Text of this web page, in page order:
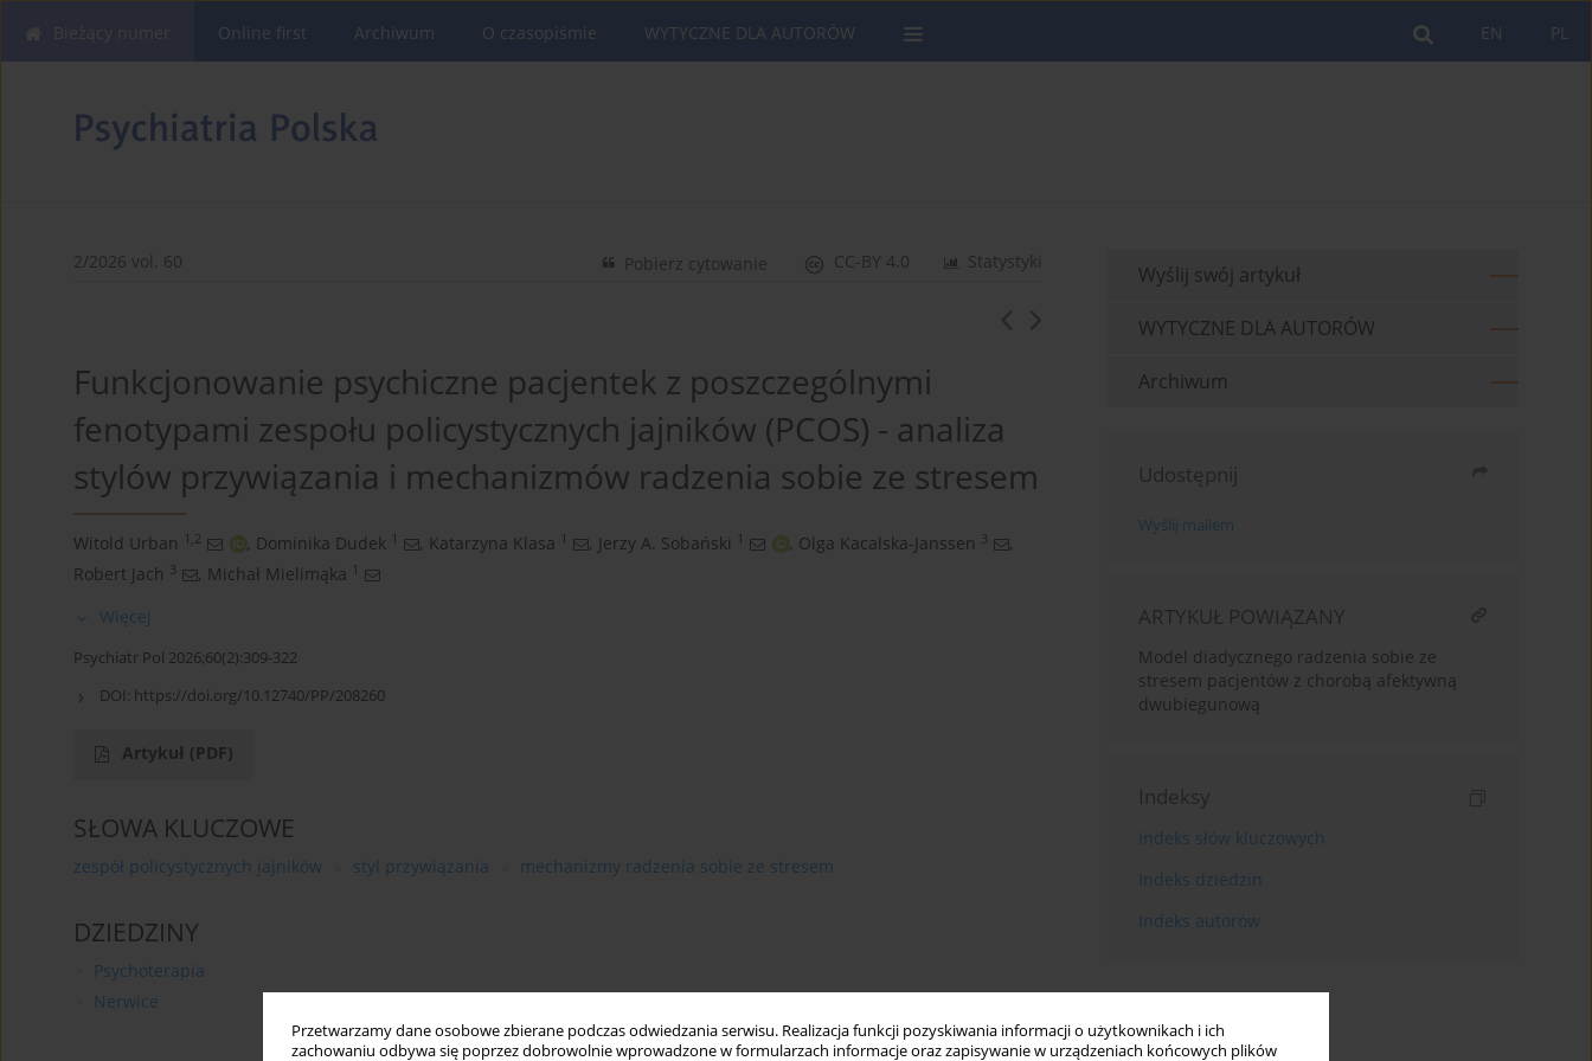
Przetwarzamy dane osobowe zbierane podczas odwiedzania serwisu. Realizacja funkcji pozyskiwania informacji o użytkownikach i ich
zachowaniu odbywa się poprzez dobrowolnie wprowadzone w formularzach informacje oraz zapisywanie w urządzeniach końcowych plików
PL
EN
Online first Archiwum O czasopiśmie WYTYCZNE DLA AUTORÓW
2/2026 vol. 60 Statystyki
CC-BY 4.0
Pobierz cytowanie
Funkcjonowanie psychiczne pacjentek z poszczególnymi
fenotypami zespołu policystycznych jajników (PCOS) - analiza
stylów przywiązania i mechanizmów radzenia sobie ze stresem
Witold Urban 1,2 , Dominika Dudek 1 , Katarzyna Klasa 1 , Jerzy A. Sobański 1 , Olga Kacalska-Janssen 3
,
Robert Jach 3 , Michał Mielimąka 1
Więcej
Psychiatr Pol 2026;60(2):309-322
DOI: https://doi.org/10.12740/PP/208260
Artykuł (PDF)
SŁOWA KLUCZOWE
zespół policystycznych jajników styl przywiązania mechanizmy radzenia sobie ze stresem
DZIEDZINY
Psychoterapia
Nerwice
Wyślij swój artykuł
WYTYCZNE DLA AUTORÓW
Archiwum
Udostępnij
Wyślij mailem
ARTYKUŁ POWIĄZANY
Model diadycznego radzenia sobie ze
stresem pacjentów z chorobą afektywną
dwubiegunową
Indeksy
Indeks słów kluczowych
Indeks dziedzin
Indeks autorów